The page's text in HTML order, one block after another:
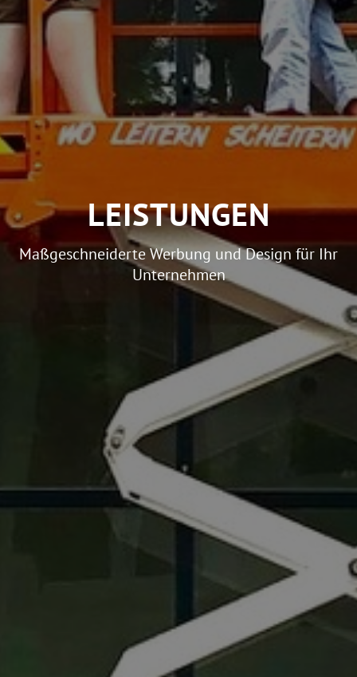
STARTSEITE
W2DESIGN
LEISTUNGEN
REFERENZEN
KONTAKT
LEISTUNGEN
Maßgeschneiderte Werbung und Design für Ihr
Unternehmen